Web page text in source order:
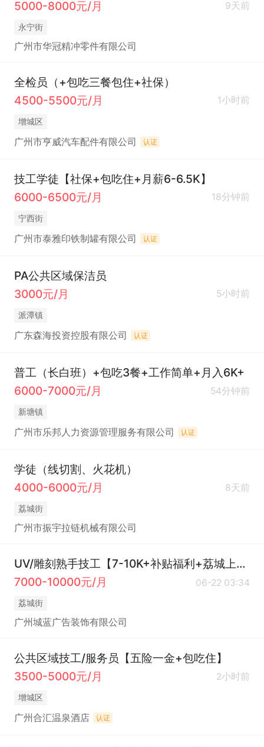
5000-8000元/月 9天前
永宁街
广州市华冠精冲零件有限公司
全检员（+包吃三餐包住+社保）
4500-5500元/月
1小时前
增城区
广州市亨威汽车配件有限公司 认证
技工学徒【社保+包吃住+月薪6-6.5K】
6000-6500元/月
18分钟前
宁西街
广州市泰雅印铁制罐有限公司 认证
PA公共区域保洁员
3000元/月
5小时前
派潭镇
广东森海投资控股有限公司 认证
普工（长白班）+包吃3餐+工作简单+月入6K+
6000-7000元/月
54分钟前
新塘镇
广州市乐邦人力资源管理服务有限公司 认证
学徒（线切割、火花机）
4000-6000元/月
8天前
荔城街
广州市振宇拉链机械有限公司
UV/雕刻熟手技工【7-10K+补贴福利+荔城上班】
7000-10000元/月
06-22 03:34
荔城街
广州城蓝广告装饰有限公司
公共区域技工/服务员【五险一金+包吃住】
3500-5000元/月
2小时前
增城区
广州合汇温泉酒店 认证